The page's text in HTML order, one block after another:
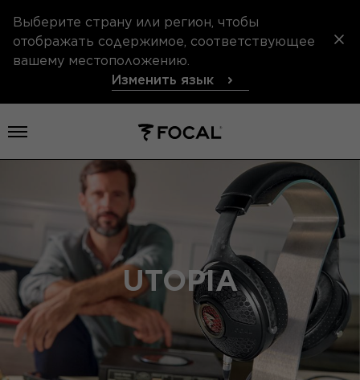
Выберите страну или регион, чтобы
отображать содержимое, соответствующее
вашему местоположению.
Изменить язык
Открыть меню
UTOPIA